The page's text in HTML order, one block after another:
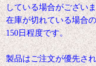
している場合がござい
在庫が切れている場合
150日程度です。
製品はご注文が優先さ